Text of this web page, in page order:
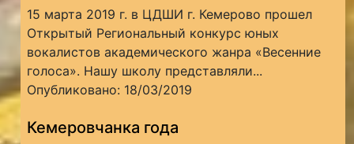
15 марта 2019 г. в ЦДШИ г. Кемерово прошел
Открытый Региональный конкурс юных
вокалистов академического жанра «Весенние
голоса». Нашу школу представляли...
Опубликовано: 18/03/2019
Кемеровчанка года